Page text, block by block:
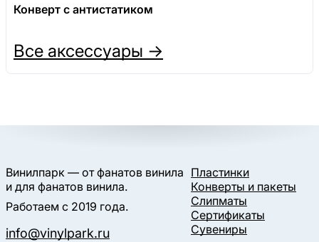
Конверт с антистатиком
Все аксессуары →
Винилпарк — от фанатов винила
и для фанатов винила.
Работаем с 2019 года.
info@vinylpark.ru
Пластинки
Конверты и пакеты
Слипматы
Сертификаты
Сувениры